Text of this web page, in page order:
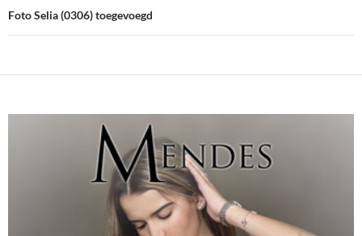
Foto Selia (0306) toegevoegd